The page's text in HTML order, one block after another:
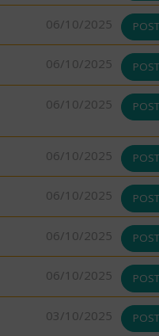
06/10/2025
06/10/2025
06/10/2025
06/10/2025
06/10/2025
06/10/2025
06/10/2025
03/10/2025